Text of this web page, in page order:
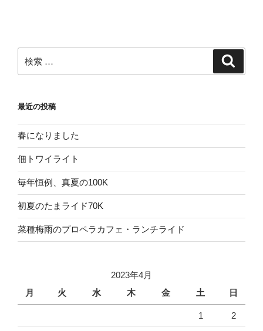
索:
最近の投稿
春になりました
佃トワイライト
毎年恒例、真夏の100K
初夏のたまライド70K
菜種梅雨のプロペラカフェ・ランチライド
2023年4月
月
火 水 木 金 土 日
1 2